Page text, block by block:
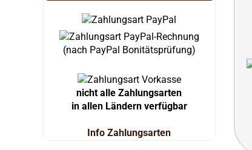
(nach PayPal Bonitätsprüfung)
nicht alle Zahlungsarten
in allen Ländern verfügbar
Info Zahlungsarten